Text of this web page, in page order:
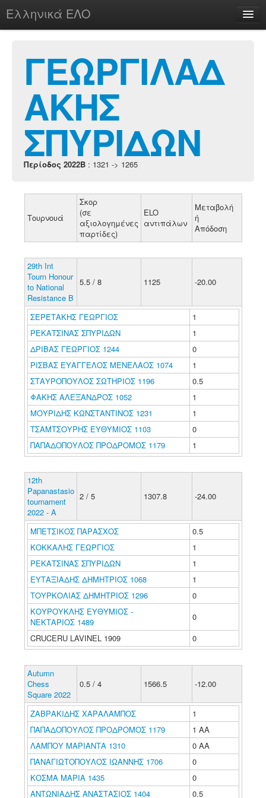
Ελληνικά ΕΛΟ
chesstu.be @ discord
Login
ΓΕΩΡΓΙΛΑΔ
ΑΚΗΣ
ΣΠΥΡΙΔΩΝ
Περίοδος 2022B : 1321 -> 1265
Τουρνουά
Σκορ
(σε
αξιολογημένες
παρτίδες)
ELO
αντιπάλων
Μεταβολή
ή
Απόδοση
29th Int
Tourn Honour
to National
Resistance B
5.5 / 8 1125 -20.00
ΣΕΡΕΤΑΚΗΣ ΓΕΩΡΓΙΟΣ
1
ΡΕΚΑΤΣΙΝΑΣ ΣΠΥΡΙΔΩΝ
1
ΔΡΙΒΑΣ ΓΕΩΡΓΙΟΣ 1244
0
ΡΙΣΒΑΣ ΕΥΑΓΓΕΛΟΣ ΜΕΝΕΛΑΟΣ 1074
1
ΣΤΑΥΡΟΠΟΥΛΟΣ ΣΩΤΗΡΙΟΣ 1196
0.5
ΦΑΚΗΣ ΑΛΕΞΑΝΔΡΟΣ 1052
1
ΜΟΥΡΙΔΗΣ ΚΩΝΣΤΑΝΤΙΝΟΣ 1231
1
ΤΣΑΜΤΣΟΥΡΗΣ ΕΥΘΥΜΙΟΣ 1103
0
ΠΑΠΑΔΟΠΟΥΛΟΣ ΠΡΟΔΡΟΜΟΣ 1179
1
12th
Papanastasio
tournament
2022 - A
2 / 5 1307.8 -24.00
ΜΠΕΤΣΙΚΟΣ ΠΑΡΑΣΧΟΣ
0.5
ΚΟΚΚΑΛΗΣ ΓΕΩΡΓΙΟΣ
1
ΡΕΚΑΤΣΙΝΑΣ ΣΠΥΡΙΔΩΝ
1
ΕΥΤΑΞΙΑΔΗΣ ΔΗΜΗΤΡΙΟΣ 1068
1
ΤΟΥΡΚΟΛΙΑΣ ΔΗΜΗΤΡΙΟΣ 1296
0
ΚΟΥΡΟΥΚΛΗΣ ΕΥΘΥΜΙΟΣ -
ΝΕΚΤΑΡΙΟΣ 1489
0
CRUCERU LAVINEL 1909
0
Autumn
Chess
Square 2022
0.5 / 4 1566.5 -12.00
ΖΑΒΡΑΚΙΔΗΣ ΧΑΡΑΛΑΜΠΟΣ
1
ΠΑΠΑΔΟΠΟΥΛΟΣ ΠΡΟΔΡΟΜΟΣ 1179
1 ΑΑ
ΛΑΜΠΟΥ ΜΑΡΙΑΝΤΑ 1310
0 ΑΑ
ΠΑΝΑΓΙΩΤΟΠΟΥΛΟΣ ΙΩΑΝΝΗΣ 1706
0
ΚΟΣΜΑ ΜΑΡΙΑ 1435
0
ΑΝΤΩΝΙΑΔΗΣ ΑΝΑΣΤΑΣΙΟΣ 1404
0.5